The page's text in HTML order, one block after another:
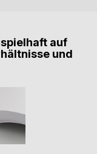
auf
und